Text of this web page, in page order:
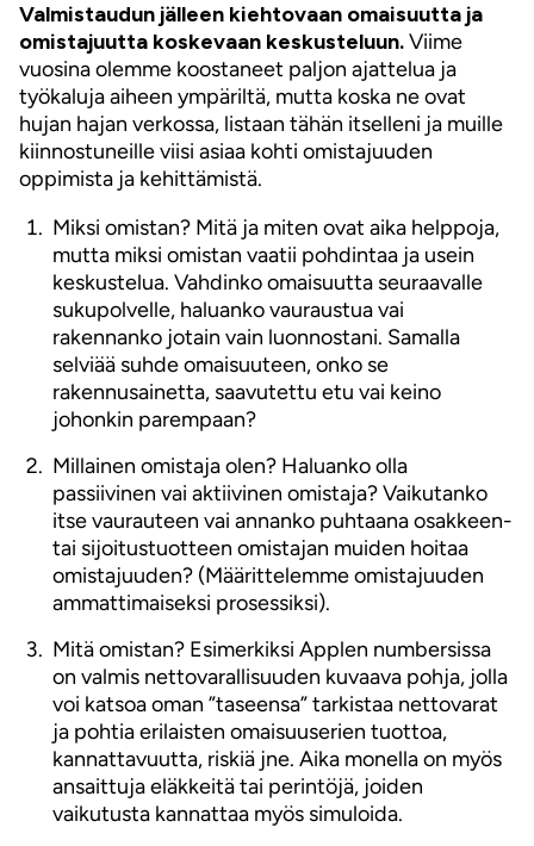
Valmistaudun jälleen kiehtovaan omaisuutta ja
omistajuutta koskevaan keskusteluun.Viime
vuosina olemme koostaneet paljon ajattelua ja
työkaluja aiheen ympäriltä, mutta koska ne ovat
hujan hajan verkossa, listaan tähän itselleni ja muille
kiinnostuneille viisi asiaa kohti omistajuuden
oppimista ja kehittämistä.
Miksi omistan? Mitä ja miten ovat aika helppoja,
mutta miksi omistan vaatii pohdintaa ja usein
keskustelua. Vahdinko omaisuutta seuraavalle
sukupolvelle, haluanko vauraustua vai
rakennanko jotain vain luonnostani. Samalla
selviää suhde omaisuuteen, onko se
rakennusainetta, saavutettu etu vai keino
johonkin parempaan?
Millainen omistaja olen? Haluanko olla
passiivinen vai aktiivinen omistaja? Vaikutanko
itse vaurauteen vai annanko puhtaana osakkeen-
tai sijoitustuotteen omistajan muiden hoitaa
omistajuuden? (Määrittelemme omistajuuden
ammattimaiseksi prosessiksi).
Mitä omistan? Esimerkiksi Applen numbersissa
on valmis nettovarallisuuden kuvaava pohja, jolla
voi katsoa oman ”taseensa” tarkistaa nettovarat
ja pohtia erilaisten omaisuuserien tuottoa,
kannattavuutta, riskiä jne. Aika monella on myös
ansaittuja eläkkeitä tai perintöjä, joiden
vaikutusta kannattaa myös simuloida.